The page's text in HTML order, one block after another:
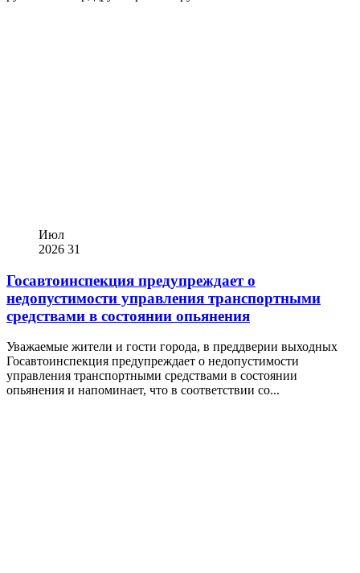
Июл
2026 31
Госавтоинспекция предупреждает о
недопустимости управления транспортными
средствами в состоянии опьянения
Уважаемые жители и гости города, в преддверии выходных
Госавтоинспекция предупреждает о недопустимости
управления транспортными средствами в состоянии
опьянения и напоминает, что в соответствии со...